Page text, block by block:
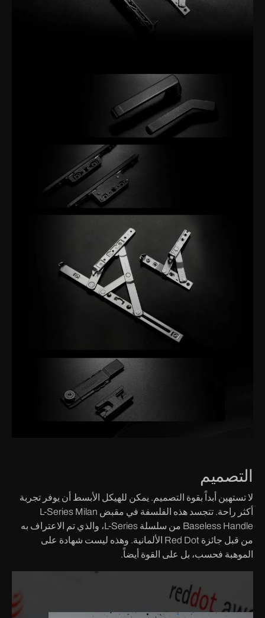
التصميم
لا تستهين أبداً بقوة التصميم. يمكن للهيكل الأبسط أن يوفر تجربة
أكثر راحة. تتجسد هذه الفلسفة في مقبض L-Series Milan
Baseless Handle من سلسلة L-Series، والذي تم الاعتراف به
من قبل جائزة Red Dot الألمانية. وهذه ليست شهادة على
الموهبة فحسب، بل على القوة أيضاً.